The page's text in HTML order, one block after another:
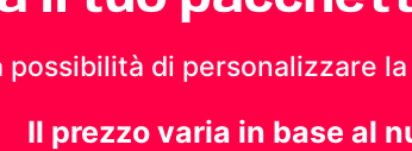
di personalizzare
Il prezzo varia in base al